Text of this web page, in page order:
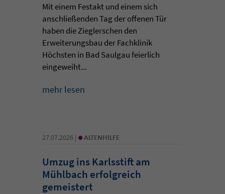
Mit einem Festakt und einem sich
anschließenden Tag der offenen Tür
haben die Zieglerschen den
Erweiterungsbau der Fachklinik
Höchsten in Bad Saulgau feierlich
eingeweiht...
mehr lesen
27.07.2026 | • ALTENHILFE
Umzug ins Karlsstift am
Mühlbach erfolgreich
gemeistert